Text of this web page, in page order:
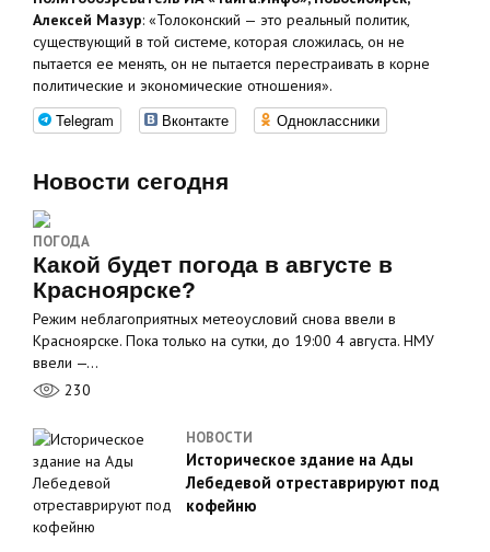
Алексей Мазур: «Толоконский — это реальный политик,
существующий в той системе, которая сложилась, он не
пытается ее менять, он не пытается перестраивать в корне
политические и экономические отношения».
Telegram Вконтакте Одноклассники
Новости сегодня
ПОГОДА
Какой будет погода в августе в
Красноярске?
Режим неблагоприятных метеоусловий снова ввели в
Красноярске. Пока только на сутки, до 19:00 4 августа. НМУ
ввели —…
230
НОВОСТИ
Историческое здание на Ады
Лебедевой отреставрируют под
кофейню